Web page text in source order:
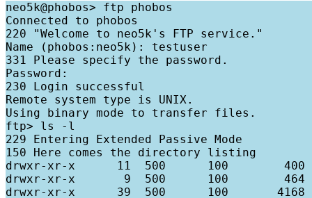
neo5k@phobos> ftp phobos
Connected to phobos
220 "Welcome to neo5k's FTP service."
Name (phobos:neo5k): testuser
331 Please specify the password.
Password:
230 Login successful
Remote system type is UNIX.
Using binary mode to transfer files.
ftp> ls -l
229 Entering Extended Passive Mode
150 Here comes the directory listing
drwxr-xr-x      11  500      100        400
drwxr-xr-x       9  500      100        464
drwxr-xr-x      39  500      100       4168